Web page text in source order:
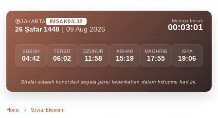
JAKARTA IMSAK04:32
26 Ṣafar 1448 09 Aug 2026
Menuju Imsak
00:03:00
SUBUH
04:42
TERBIT
06:02
DZUHUR
11:58
ASHAR
15:19
MAGHRIB
17:55
ISYA
19:06
Shalat adalah kunci dari segala pintu keberkahan dalam hidupmu hari ini.
Home Sosial Ekonomi